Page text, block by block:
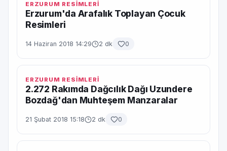
ERZURUM RESİMLERİ
Erzurum'da Arafalık Toplayan Çocuk
Resimleri
14 Haziran 2018 14:29 2 dk 0
ERZURUM RESİMLERİ
2.272 Rakımda Dağcılık Dağı Uzundere
Bozdağ'dan Muhteşem Manzaralar
21 Şubat 2018 15:18 2 dk 0